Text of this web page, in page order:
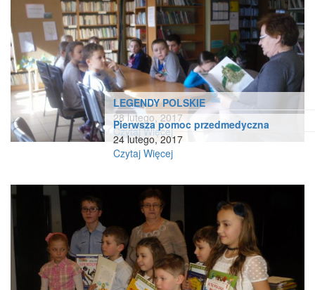
LEGENDY POLSKIE
28 lutego, 2017
Czytaj Więcej
Pierwsza pomoc przedmedyczna
24 lutego, 2017
Czytaj Więcej